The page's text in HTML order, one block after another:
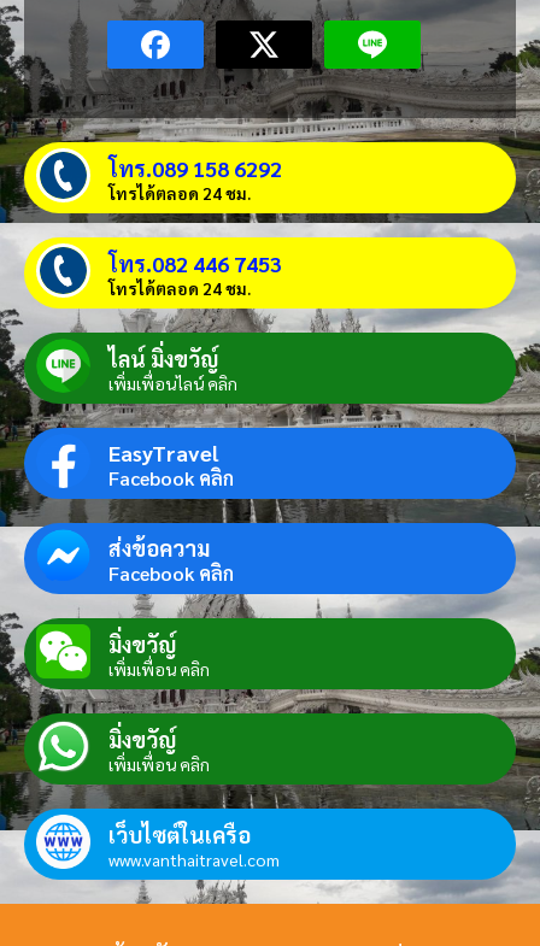
โทร.089 158 6292
โทรได้ตลอด 24 ชม.
โทร.082 446 7453
โทรได้ตลอด 24 ชม.
ไลน์ มิ่งขวัญ์
เพิ่มเพื่อนไลน์ คลิก
EasyTravel
Facebook คลิก
ส่งข้อความ
Facebook คลิก
มิ่งขวัญ์
เพิ่มเพื่อน คลิก
มิ่งขวัญ์
เพิ่มเพื่อน คลิก
เว็บไซต์ในเครือ
www.vanthaitravel.com